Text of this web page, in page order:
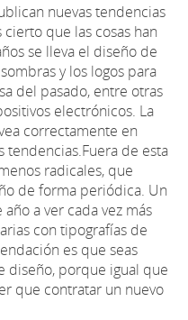
nuevas tendencias
que las cosas han
se lleva el diseño de
y los logos para
del pasado, entre otras
electrónicos. La
correctamente en
tendencias.Fuera de esta
radicales, que
de forma periódica. Un
a ver cada vez más
con tipografías de
es que seas
diseño, porque igual que
que contratar un nuevo